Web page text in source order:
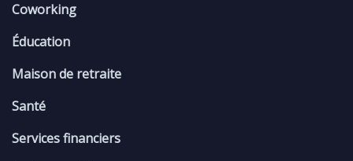
Coworking
Éducation
Maison de retraite
Santé
Services financiers